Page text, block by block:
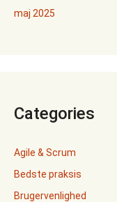
maj 2025
Categories
Agile & Scrum
Bedste praksis
Brugervenlighed